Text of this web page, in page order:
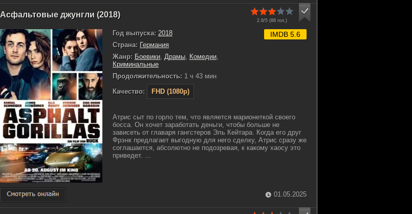
Асфальтовые джунгли (2018)
2.8/5 (88 гол.)
Год выпуска: 2018
Страна: Германия
Жанр: Боевики Драмы Комедии
Криминальные
Продолжительность: 1 ч 43 мин
Качество:
FHD (1080p)
IMDB 5.6
Атрис сыт по горло тем, что является марионеткой своего
босса. Он хочет заработать деньги, чтобы больше не
зависеть от главаря гангстеров Эль Кейтара. Когда его друг
Фрэнк предлагает выгодную для него сделку, Атрис сразу же
соглашается, абсолютно не подозревая, к какому хаосу это
приведет. ...
01.05.2025